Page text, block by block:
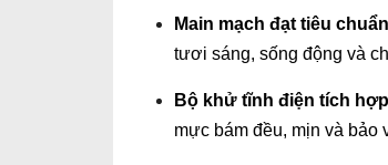
Main mạch đạt tiêu
tươi sáng, sống động và
Bộ khử tĩnh điện tích
mực bám đều, mịn và bảo